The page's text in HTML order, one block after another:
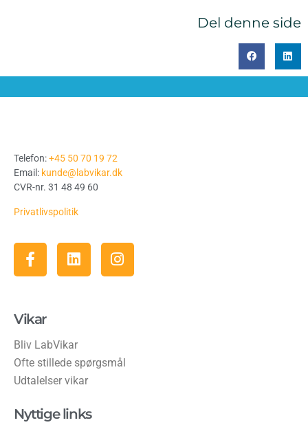
Del denne side
Telefon:+45 50 70 19 72
Email: kunde@labvikar.dk
CVR-nr. 31 48 49 60
Privatlivspolitik
Vikar
Bliv LabVikar
Ofte stillede spørgsmål
Udtalelser vikar
Nyttige links